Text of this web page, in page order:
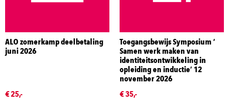
ALO zomerkamp deelbetaling
juni 2026
€ 25,-
Toegangsbewijs Symposium ‘
Samen werk maken van
identiteitsontwikkeling in
opleiding en inductie’ 12
november 2026
€ 35,-